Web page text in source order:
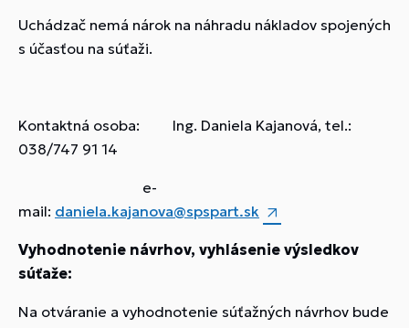
Uchádzač nemá nárok na náhradu nákladov spojených
s účasťou na súťaži.
Kontaktná osoba: Ing. Daniela Kajanová, tel.:
038/747 91 14
e-
mail: daniela.kajanova@spspart.sk
Vyhodnotenie návrhov, vyhlásenie výsledkov
súťaže:
Na otváranie a vyhodnotenie súťažných návrhov bude